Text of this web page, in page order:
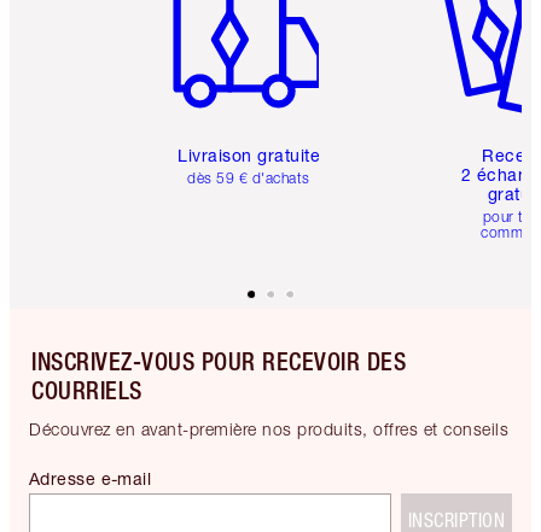
Livraison gratuite
dès 59 € d'achats
2
pour
INSCRIVEZ-VOUS POUR RECEVOIR DES
COURRIELS
Découvrez en avant-première nos produits, offres et conseils
Adresse e-mail
INSCRIPTION